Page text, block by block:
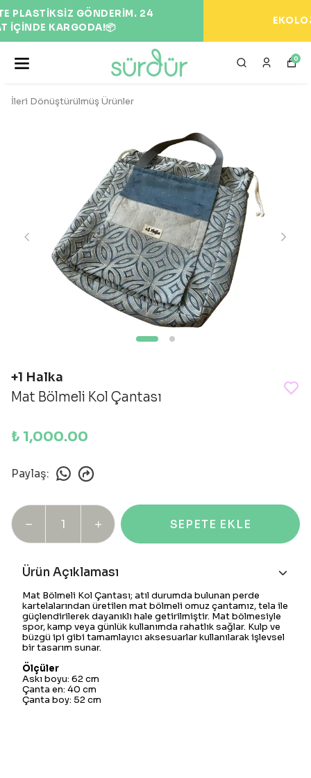
EKOLOJİK VE DOĞAL ÜRÜNLER 🌍
0
İleri Dönüştürülmüş Ürünler
+1 Halka
Mat Bölmeli Kol Çantası
₺ 1,000.00
Paylaş:
SEPETE EKLE
Ürün Açıklaması
Mat Bölmeli Kol Çantası; atıl durumda bulunan perde
kartelalarından üretilen mat bölmeli omuz çantamız, tela ile
güçlendirilerek dayanıklı hale getirilmiştir. Mat bölmesiyle
spor, kamp veya günlük kullanımda rahatlık sağlar. Kulp ve
büzgü ipi gibi tamamlayıcı aksesuarlar kullanılarak işlevsel
bir tasarım sunar.
Ölçüler
Askı boyu: 62 cm
Çanta en: 40 cm
Çanta boy: 52 cm